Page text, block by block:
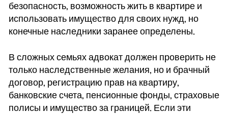
безопасность, возможность жить в квартире и
использовать имущество для своих нужд, но
конечные наследники заранее определены.
В сложных семьях адвокат должен проверить не
только наследственные желания, но и брачный
договор, регистрацию прав на квартиру,
банковские счета, пенсионные фонды, страховые
полисы и имущество за границей. Если эти